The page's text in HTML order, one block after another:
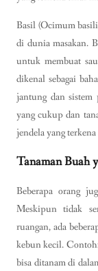
Basil (Ocimum
di dunia masakan.
untuk membuat
dikenal sebagai
jantung dan sistem
yang cukup dan
jendela yang
Tanaman Buah
Beberapa orang
Meskipun tidak
ruangan, ada
kebun kecil.
bisa ditanam di